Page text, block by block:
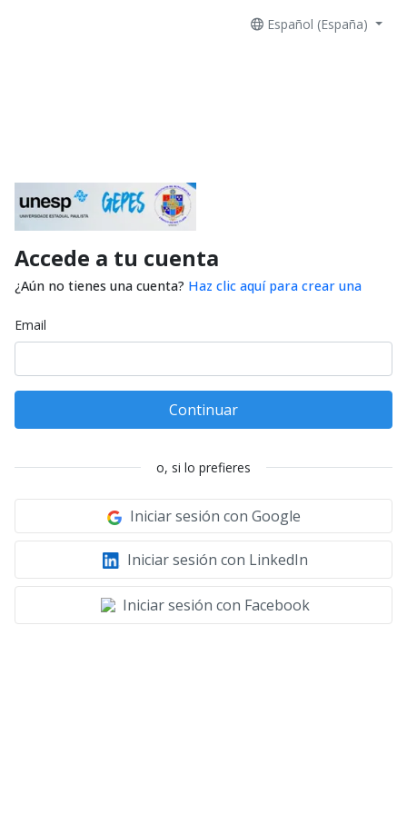
Español (España)
Accede a tu cuenta
¿Aún no tienes una cuenta? Haz clic aquí para crear una
Email
Continuar
o, si lo prefieres
Iniciar sesión con Google
Iniciar sesión con LinkedIn
Iniciar sesión con Facebook